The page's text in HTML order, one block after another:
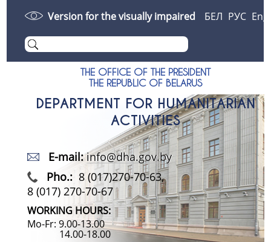
Version for the visually impaired БЕЛ РУС Eng
THE OFFICE OF THE PRESIDENT
THE REPUBLIC OF BELARUS
DEPARTMENT FOR HUMANITARIAN
ACTIVITIES
E-mail: info@dha.gov.by
Pho.:8 (017)270-70-63,
8 (017) 270-70-67
WORKING HOURS:
Mo-Fr: 9.00-13.00
14.00-18.00